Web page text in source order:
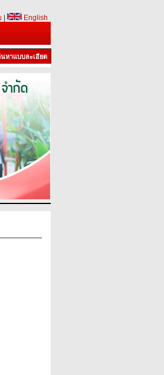
English
หาแบบละเอียด